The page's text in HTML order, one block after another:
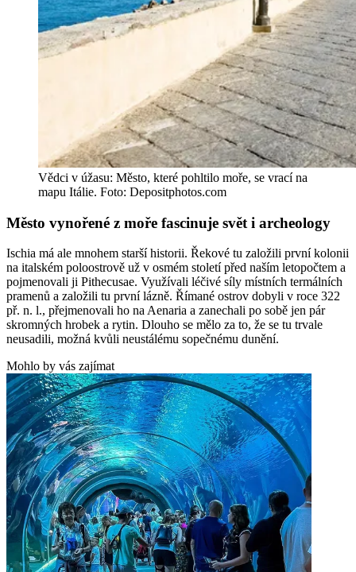
Vědci v úžasu: Město, které pohltilo moře, se vrací na
mapu Itálie. Foto: Depositphotos.com
Město vynořené z moře fascinuje svět i archeology
Ischia má ale mnohem starší historii. Řekové tu založili první kolonii
na italském poloostrově už v osmém století před naším letopočtem a
pojmenovali ji Pithecusae. Využívali léčivé síly místních termálních
pramenů a založili tu první lázně. Římané ostrov dobyli v roce 322
př. n. l., přejmenovali ho na Aenaria a zanechali po sobě jen pár
skromných hrobek a rytin. Dlouho se mělo za to, že se tu trvale
neusadili, možná kvůli neustálému sopečnému dunění.
Mohlo by vás zajímat